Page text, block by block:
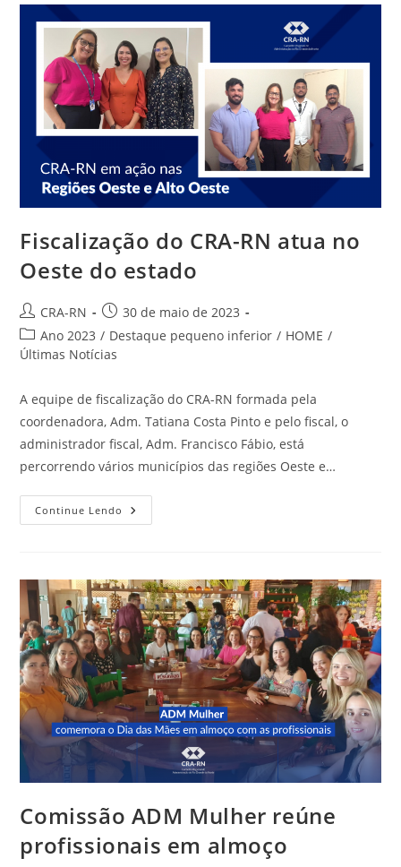
Portal
Talentos
Fiscalização do CRA-RN atua no
Oeste do estado
Autor
do
post:
CRA-RN
Post
publicado:
30 de maio de 2023
Categoria
do
Ano 2023 / Destaque pequeno inferior / HOME /
Últimas Notícias
A equipe de fiscalização do CRA-RN formada pela
coordenadora, Adm. Tatiana Costa Pinto e pelo fiscal, o
administrador fiscal, Adm. Francisco Fábio, está
percorrendo vários municípios das regiões Oeste e…
Continue Lendo Fiscalização
Do
Oeste
Do
Estado
Comissão ADM Mulher reúne
profissionais em almoço